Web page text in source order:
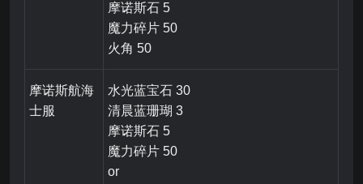
摩诺斯石 5
魔力碎片 50
火角 50
摩诺斯航海
士服
水光蓝宝石 30
清晨蓝珊瑚 3
摩诺斯石 5
魔力碎片 50
or